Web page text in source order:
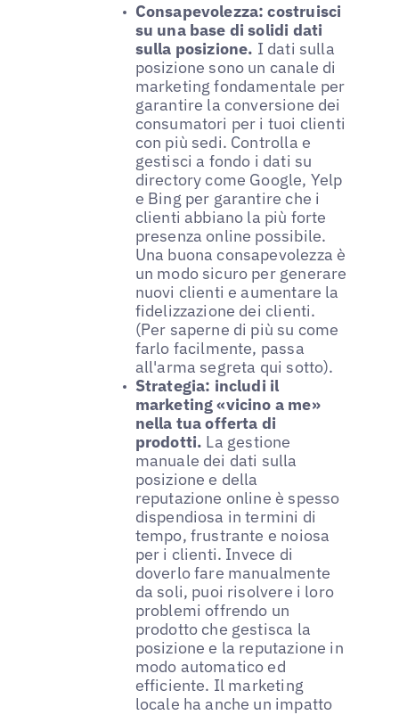
Consapevolezza: costruisci
su una base di solidi dati
sulla posizione. I dati sulla
posizione sono un canale di
marketing fondamentale per
garantire la conversione dei
consumatori per i tuoi clienti
con più sedi. Controlla e
gestisci a fondo i dati su
directory come Google, Yelp
e Bing per garantire che i
clienti abbiano la più forte
presenza online possibile.
Una buona consapevolezza è
un modo sicuro per generare
nuovi clienti e aumentare la
fidelizzazione dei clienti.
(Per saperne di più su come
farlo facilmente, passa
all'arma segreta qui sotto).
Strategia: includi il
marketing «vicino a me»
nella tua offerta di
prodotti. La gestione
manuale dei dati sulla
posizione e della
reputazione online è spesso
dispendiosa in termini di
tempo, frustrante e noiosa
per i clienti. Invece di
doverlo fare manualmente
da soli, puoi risolvere i loro
problemi offrendo un
prodotto che gestisca la
posizione e la reputazione in
modo automatico ed
efficiente. Il marketing
locale ha anche un impatto